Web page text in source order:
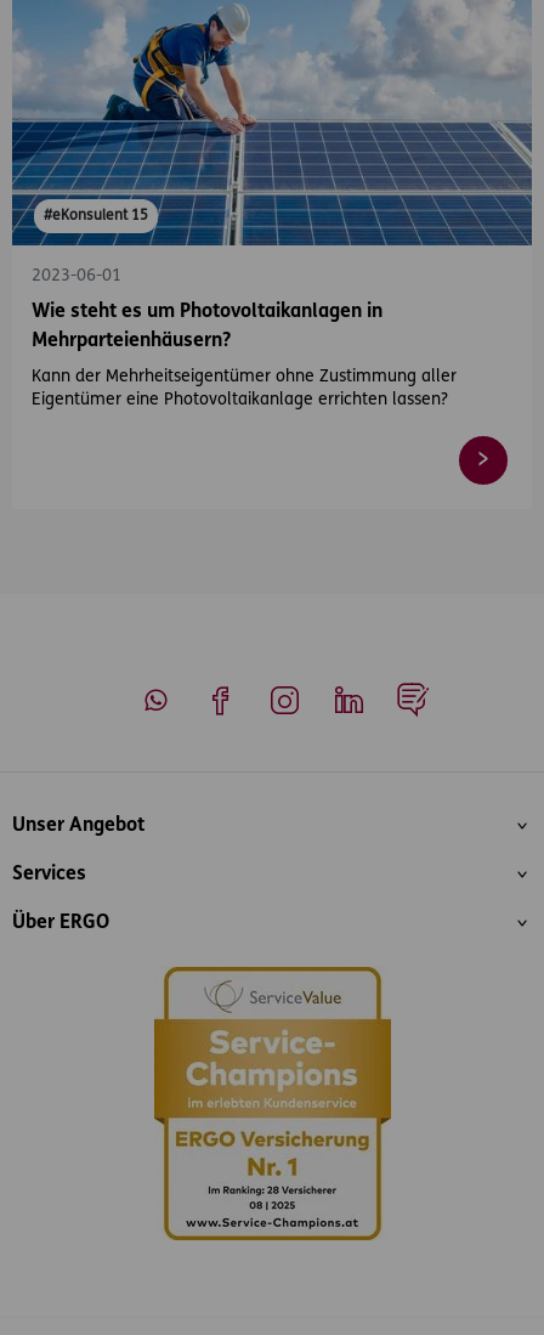
#eKonsulent 15
2023-06-01
Wie steht es um Photovoltaikanlagen in
Mehrparteienhäusern?
Kann der Mehrheitseigentümer ohne Zustimmung aller
Eigentümer eine Photovoltaikanlage errichten lassen?
Inhaltsübersicht
Unser Angebot
Services
Über ERGO